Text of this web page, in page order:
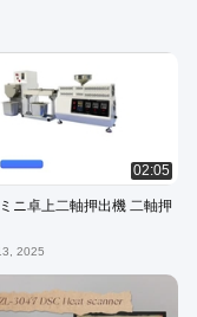
02:05
ニ卓上二軸押出機 二軸押
2025